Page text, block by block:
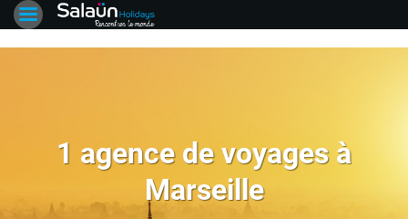
1 agence de voyages à
Marseille